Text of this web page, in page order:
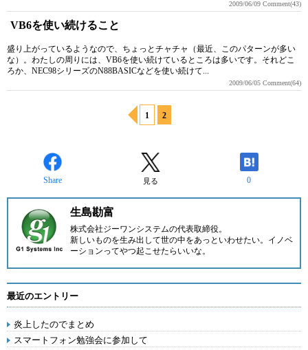
2009/06/09 Comment(43)
VB6を使い続けること
盛り上がっているようなので、ちょっとチャチャ（最近、このパターンが多い
な）。わたしの周りには、VB6を使い続けているところは多いです。それどこ
ろか、NEC98シリーズのN88BASICなどを使い続けて...
2009/06/05 Comment(64)
1 2
Share 見る 0
生島勘富
株式会社ジーワンシステムの代表取締役。
新しいものを生み出して世の中をあっといわせたい。イノベ
ーションってやつ起こせたらいいな。
最近のエントリー
炎上したのでまとめ
スマートフォン勉強会に参加して